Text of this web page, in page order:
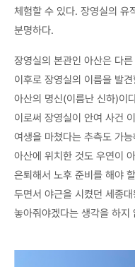
체험할 수 있다. 장영실의 유
분명하다.
장영실의 본관인 아산은 다
이후로 장영실의 이름을 발
아산의 명신(이름난 신하)이
이로써 장영실이 안여 사건
여생을 마쳤다는 추측도 가
아산에 위치한 것도 우연이
은퇴해서 노후 준비를 해야
두면서 야근을 시켰던 세종
놓아줘야겠다는 생각을 하지